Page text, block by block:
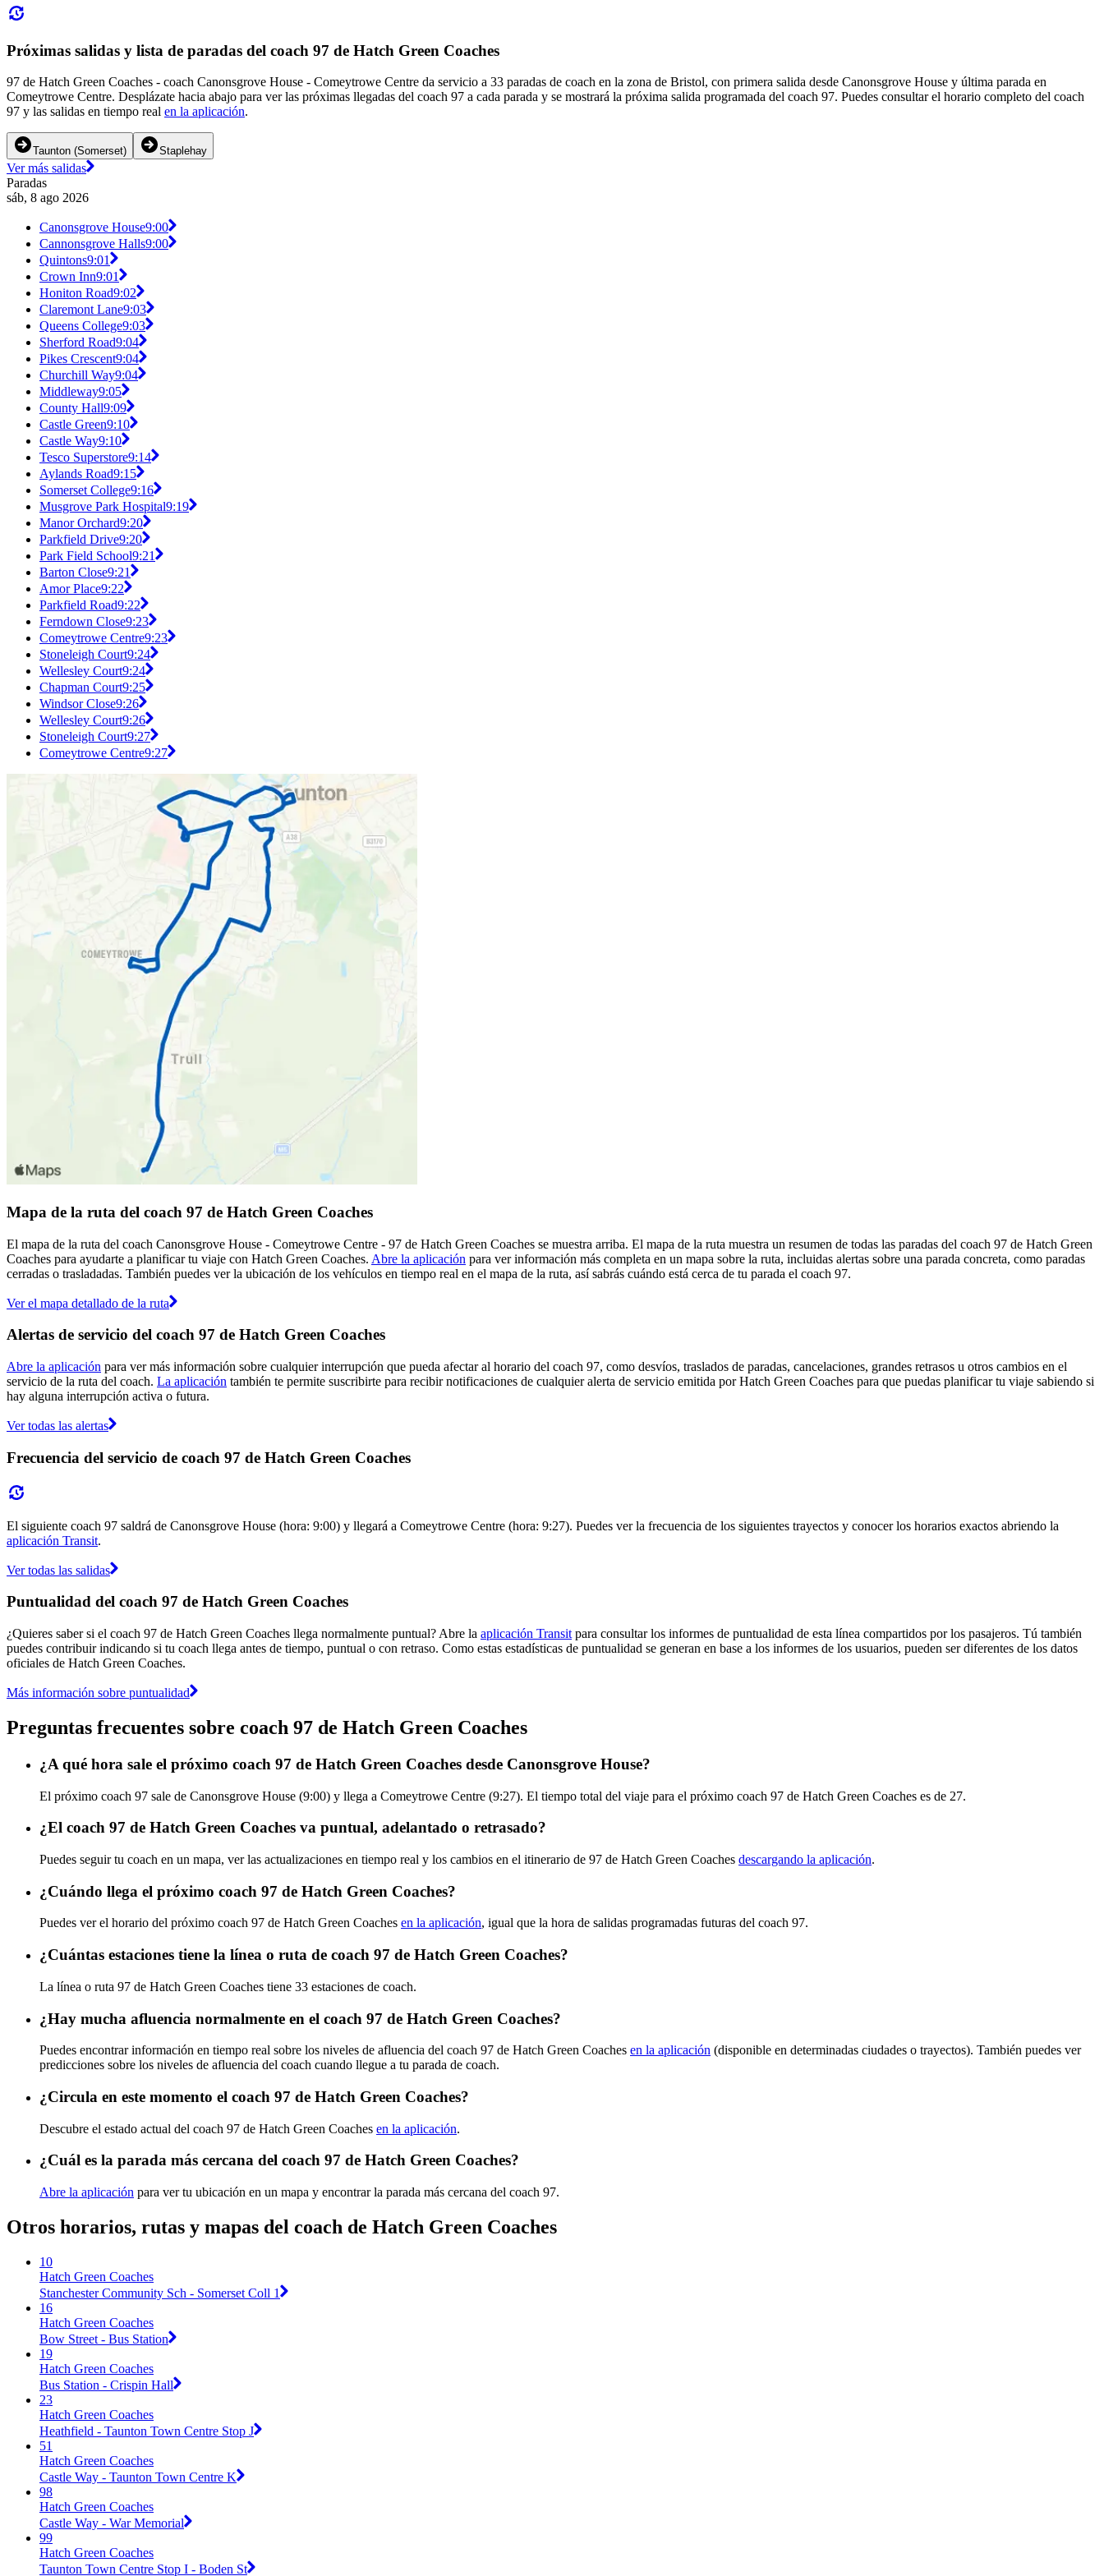
Próximas salidas y lista de paradas del coach 97 de Hatch Green Coaches
97 de Hatch Green Coaches - coach Canonsgrove House - Comeytrowe Centre da servicio a 33 paradas de coach en la zona de Bristol, con primera salida desde Canonsgrove House y última parada en
Comeytrowe Centre. Desplázate hacia abajo para ver las próximas llegadas del coach 97 a cada parada y se mostrará la próxima salida programada del coach 97. Puedes consultar el horario completo del coach
97 y las salidas en tiempo real en la aplicación.
Taunton (Somerset) Staplehay
Ver más salidas
Paradas
sáb, 8 ago 2026
Canonsgrove House9:00
Cannonsgrove Halls9:00
Quintons9:01
Crown Inn9:01
Honiton Road9:02
Claremont Lane9:03
Queens College9:03
Sherford Road9:04
Pikes Crescent9:04
Churchill Way9:04
Middleway9:05
County Hall9:09
Castle Green9:10
Castle Way9:10
Tesco Superstore9:14
Aylands Road9:15
Somerset College9:16
Musgrove Park Hospital9:19
Manor Orchard9:20
Parkfield Drive9:20
Park Field School9:21
Barton Close9:21
Amor Place9:22
Parkfield Road9:22
Ferndown Close9:23
Comeytrowe Centre9:23
Stoneleigh Court9:24
Wellesley Court9:24
Chapman Court9:25
Windsor Close9:26
Wellesley Court9:26
Stoneleigh Court9:27
Comeytrowe Centre9:27
Mapa de la ruta del coach 97 de Hatch Green Coaches
El mapa de la ruta del coach Canonsgrove House - Comeytrowe Centre - 97 de Hatch Green Coaches se muestra arriba. El mapa de la ruta muestra un resumen de todas las paradas del coach 97 de Hatch Green
Coaches para ayudarte a planificar tu viaje con Hatch Green Coaches. Abre la aplicación para ver información más completa en un mapa sobre la ruta, incluidas alertas sobre una parada concreta, como paradas
cerradas o trasladadas. También puedes ver la ubicación de los vehículos en tiempo real en el mapa de la ruta, así sabrás cuándo está cerca de tu parada el coach 97.
Ver el mapa detallado de la ruta
Alertas de servicio del coach 97 de Hatch Green Coaches
Abre la aplicación para ver más información sobre cualquier interrupción que pueda afectar al horario del coach 97, como desvíos, traslados de paradas, cancelaciones, grandes retrasos u otros cambios en el
servicio de la ruta del coach. La aplicación también te permite suscribirte para recibir notificaciones de cualquier alerta de servicio emitida por Hatch Green Coaches para que puedas planificar tu viaje sabiendo si
hay alguna interrupción activa o futura.
Ver todas las alertas
Frecuencia del servicio de coach 97 de Hatch Green Coaches
El siguiente coach 97 saldrá de Canonsgrove House (hora: 9:00) y llegará a Comeytrowe Centre (hora: 9:27). Puedes ver la frecuencia de los siguientes trayectos y conocer los horarios exactos abriendo la
aplicación Transit.
Ver todas las salidas
Puntualidad del coach 97 de Hatch Green Coaches
¿Quieres saber si el coach 97 de Hatch Green Coaches llega normalmente puntual? Abre la aplicación Transit para consultar los informes de puntualidad de esta línea compartidos por los pasajeros. Tú también
puedes contribuir indicando si tu coach llega antes de tiempo, puntual o con retraso. Como estas estadísticas de puntualidad se generan en base a los informes de los usuarios, pueden ser diferentes de los datos
oficiales de Hatch Green Coaches.
Más información sobre puntualidad
Preguntas frecuentes sobre coach 97 de Hatch Green Coaches
¿A qué hora sale el próximo coach 97 de Hatch Green Coaches desde Canonsgrove House?
El próximo coach 97 sale de Canonsgrove House (9:00) y llega a Comeytrowe Centre (9:27). El tiempo total del viaje para el próximo coach 97 de Hatch Green Coaches es de 27.
¿El coach 97 de Hatch Green Coaches va puntual, adelantado o retrasado?
Puedes seguir tu coach en un mapa, ver las actualizaciones en tiempo real y los cambios en el itinerario de 97 de Hatch Green Coaches descargando la aplicación.
¿Cuándo llega el próximo coach 97 de Hatch Green Coaches?
Puedes ver el horario del próximo coach 97 de Hatch Green Coaches en la aplicación, igual que la hora de salidas programadas futuras del coach 97.
¿Cuántas estaciones tiene la línea o ruta de coach 97 de Hatch Green Coaches?
La línea o ruta 97 de Hatch Green Coaches tiene 33 estaciones de coach.
¿Hay mucha afluencia normalmente en el coach 97 de Hatch Green Coaches?
Puedes encontrar información en tiempo real sobre los niveles de afluencia del coach 97 de Hatch Green Coaches en la aplicación (disponible en determinadas ciudades o trayectos). También puedes ver
predicciones sobre los niveles de afluencia del coach cuando llegue a tu parada de coach.
¿Circula en este momento el coach 97 de Hatch Green Coaches?
Descubre el estado actual del coach 97 de Hatch Green Coaches en la aplicación.
¿Cuál es la parada más cercana del coach 97 de Hatch Green Coaches?
Abre la aplicación para ver tu ubicación en un mapa y encontrar la parada más cercana del coach 97.
Otros horarios, rutas y mapas del coach de Hatch Green Coaches
10
Hatch Green Coaches
Stanchester Community Sch - Somerset Coll 1
16
Hatch Green Coaches
Bow Street - Bus Station
19
Hatch Green Coaches
Bus Station - Crispin Hall
23
Hatch Green Coaches
Heathfield - Taunton Town Centre Stop J
51
Hatch Green Coaches
Castle Way - Taunton Town Centre K
98
Hatch Green Coaches
Castle Way - War Memorial
99
Hatch Green Coaches
Taunton Town Centre Stop I - Boden St